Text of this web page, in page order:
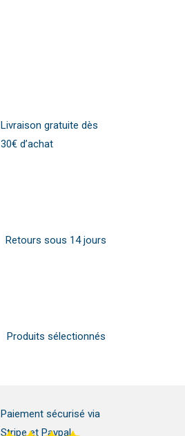
Livraison gratuite dès
30€ d’achat
Retours sous 14 jours
Produits sélectionnés
Paiement sécurisé via
Stripe et Paypal